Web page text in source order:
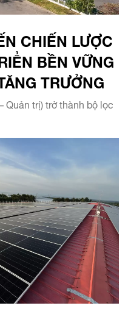
CHIẾN LƯỢC
BỀN VỮNG
TRƯỞNG
Quản trị) trở thành bộ lọc